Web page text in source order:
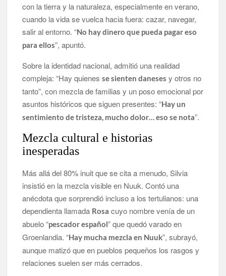
con la tierra y la naturaleza, especialmente en verano,
cuando la vida se vuelca hacia fuera: cazar, navegar,
salir al entorno. “No hay dinero que pueda pagar eso
para ellos”, apuntó.
Sobre la identidad nacional, admitió una realidad
compleja: “Hay quienesse sienten daneses y otros no
tanto”, con mezcla de familias y un poso emocional por
asuntos históricos que siguen presentes: “Hay un
sentimiento de tristeza, mucho dolor… eso se nota”.
Mezcla cultural e historias
inesperadas
Más allá del 80% inuit que se cita a menudo, Silvia
insistió en la mezcla visible en Nuuk. Contó una
anécdota que sorprendió incluso a los tertulianos: una
dependienta llamada Rosa cuyo nombre venía de un
abuelo “pescador español” que quedó varado en
Groenlandia. “Hay mucha mezcla en Nuuk”, subrayó,
aunque matizó que en pueblos pequeños los rasgos y
relaciones suelen ser más cerrados.